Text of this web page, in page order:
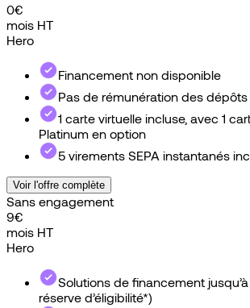
0€
mois HT
Hero
Financement non disponible
Pas de rémunération des dépôts
1 carte virtuelle incluse, avec 1
Platinum en option
5 virements SEPA instantanés
Voir l'offre complète
Sans engagement
9€
mois HT
Hero
Solutions de financement
réserve d’éligibilité*)